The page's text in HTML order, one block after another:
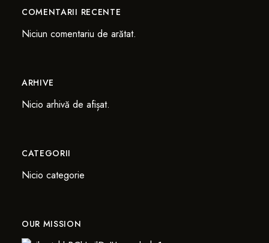
COMENTARII RECENTE
Niciun comentariu de arătat.
ARHIVE
Nicio arhivă de afișat.
CATEGORII
Nicio categorie
OUR MISSION